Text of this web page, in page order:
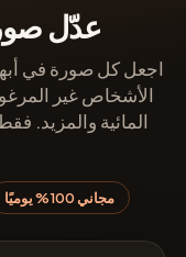
عدّل
اجعل كل صورة في
الأشخاص غير
مجاني 100% يوميًا